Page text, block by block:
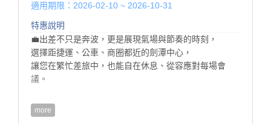
適用期限：2026-02-10 ~ 2026-10-31
特惠說明
💼出差不只是奔波，更是展現氣場與節奏的時刻，
選擇距捷運、公車、商圈都近的劍潭中心，
讓您在繁忙差旅中，也能自在休息、從容應對每場會
議。
💡 專案內容
🏠 單人入住 NT$2,000（網頁上價格已優惠）
more